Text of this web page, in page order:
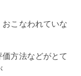
こなわれていな
方法などがとて